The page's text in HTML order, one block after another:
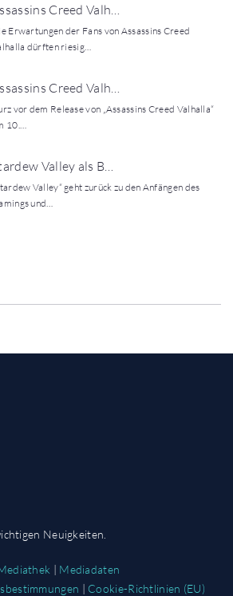
Creed Valh…
Erwartungen der Fans von Assassins Creed
dürften riesig…
Creed Valh…
vor dem Release von „Assassins Creed Valhalla“
10.…
Valley als B…
Valley“ geht zurück zu den Anfängen des
und…
Neuigkeiten.
| Mediadaten
| Cookie-Richtlinien (EU)